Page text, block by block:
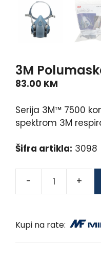
3M
83.00 KM
Serija 3M™ 7500
spektrom 3M
Šifra artikla: 3098
- +
Kupi na rate: